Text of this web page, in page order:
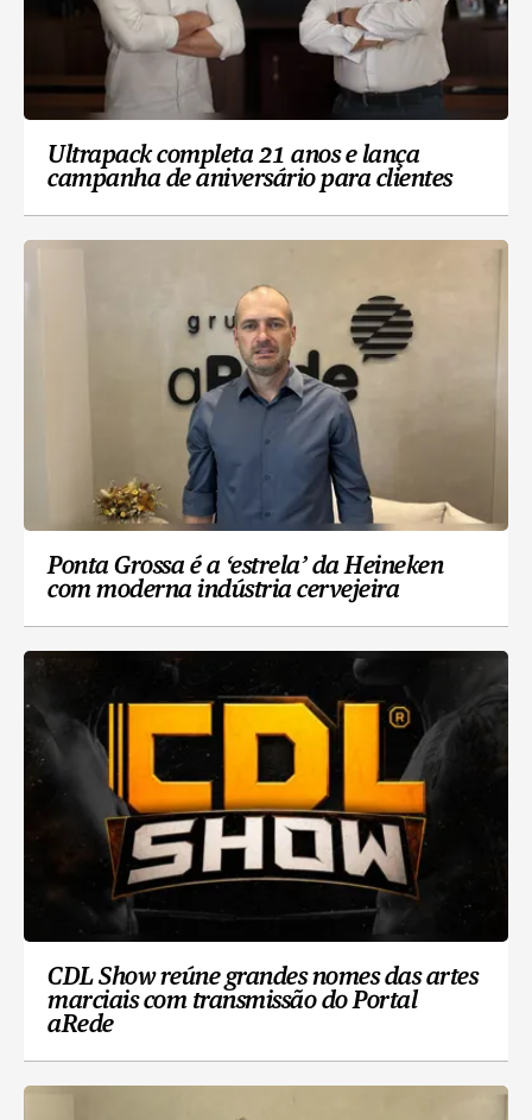
Ultrapack completa 21 anos e lança
campanha de aniversário para clientes
Ponta Grossa é a ‘estrela’ da Heineken
com moderna indústria cervejeira
CDL Show reúne grandes nomes das artes
marciais com transmissão do Portal
aRede